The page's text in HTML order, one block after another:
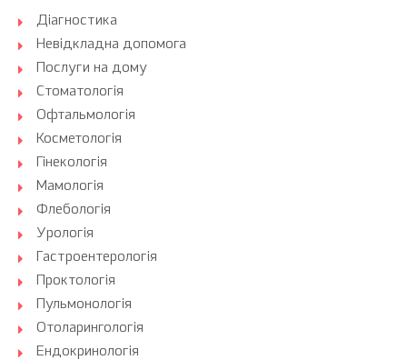
Діагностика
Невідкладна допомога
Послуги на дому
Стоматологія
Офтальмологія
Косметологія
Гінекологія
Мамологія
Флебологія
Урологія
Гастроентерологія
Проктологія
Пульмонологія
Отоларингологія
Ендокринологія